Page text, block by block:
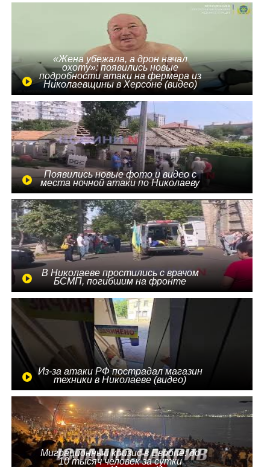
«Жена убежала, а дрон начал
охоту»: появились новые
подробности атаки на фермера из
Николаевщины в Херсоне (видео)
Появились новые фото и видео с
места ночной атаки по Николаеву
В Николаеве простились с врачом
БСМП, погибшим на фронте
Из-за атаки РФ пострадал магазин
техники в Николаеве (видео)
Миграционный кризис в Европе: до
10 тысяч человек за сутки